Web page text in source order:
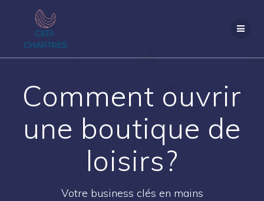
Comment ouvrir
une boutique de
loisirs?
Votre business clés en mains